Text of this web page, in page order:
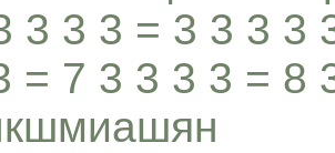
3 3 3 = 3 3 3 3
= 7 3 3 3 3 = 8